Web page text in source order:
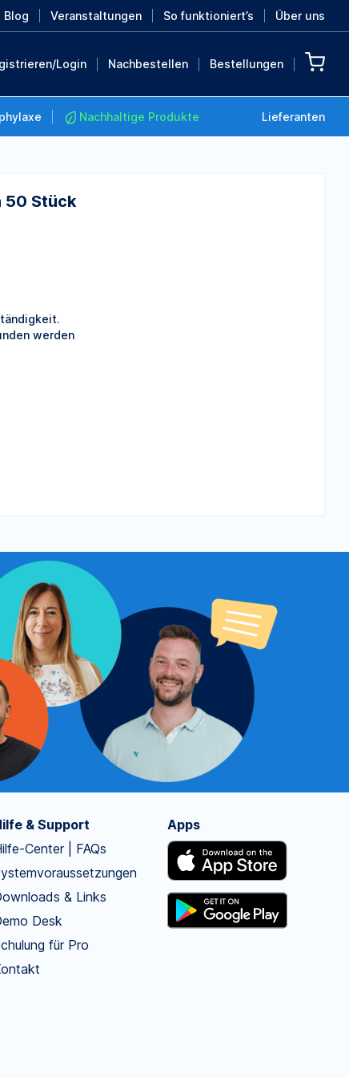
Blog Veranstaltungen So funktioniert’s Über uns
Login Nachbestellen Bestellungen
Nachhaltige Produkte Lieferanten
50 Stück
werden
& Support
Center | FAQs
& Links
Desk
für Pro
Apps